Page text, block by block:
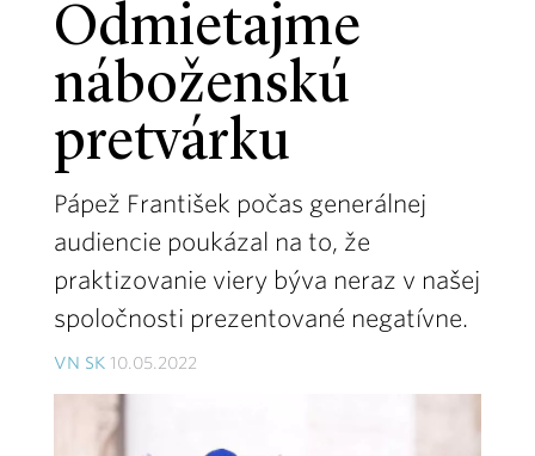
Odmietajme
náboženskú
pretvárku
Pápež František počas generálnej
audiencie poukázal na to, že
praktizovanie viery býva neraz v našej
spoločnosti prezentované negatívne.
VN SK 10.05.2022